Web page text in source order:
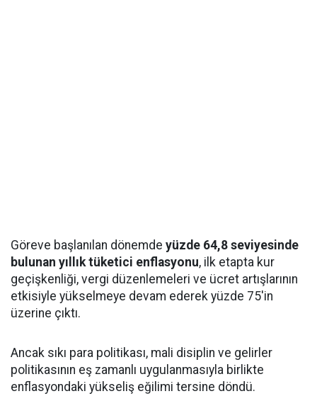
Göreve başlanılan dönemde yüzde 64,8 seviyesinde
bulunan yıllık tüketici enflasyonu, ilk etapta kur
geçişkenliği, vergi düzenlemeleri ve ücret artışlarının
etkisiyle yükselmeye devam ederek yüzde 75'in
üzerine çıktı.
Ancak sıkı para politikası, mali disiplin ve gelirler
politikasının eş zamanlı uygulanmasıyla birlikte
enflasyondaki yükseliş eğilimi tersine döndü.